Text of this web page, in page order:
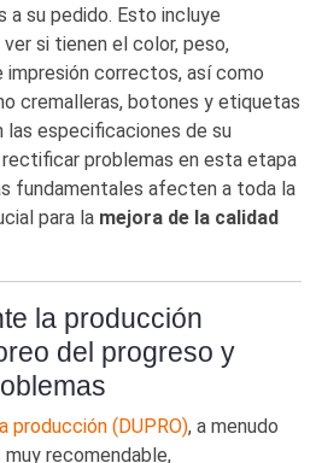
su pedido. Esto incluye
si tienen el color, peso,
impresión correctos, así como
cremalleras, botones y etiquetas
las especificaciones de su
problemas en esta etapa
fundamentales afecten a toda la
para la mejora de la calidad
la producción
del progreso y
producción (DUPRO), a menudo
muy recomendable,